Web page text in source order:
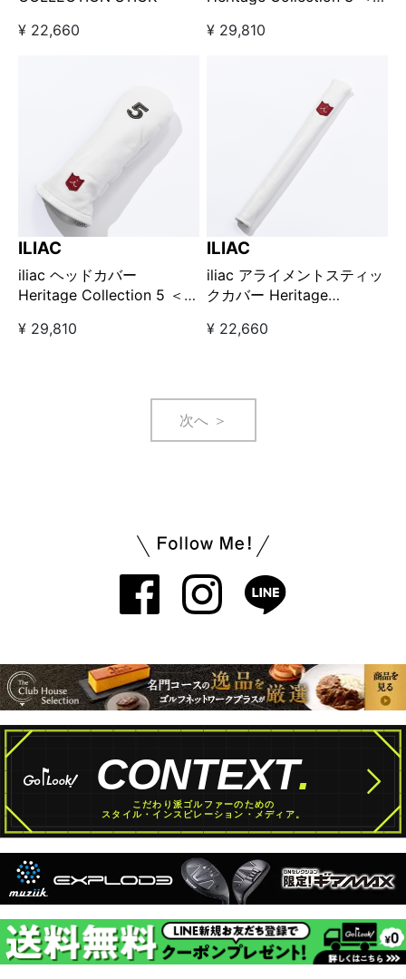
¥ 22,660
ワイト×ブラック
¥ 29,810
ILIAC
iliac ヘッドカバー
Heritage Collection 5 ＜フ
ワイト×ブラック
¥ 29,810
ILIAC
iliac アライメントスティッ
クカバー Heritage
¥ 22,660
次へ ＞